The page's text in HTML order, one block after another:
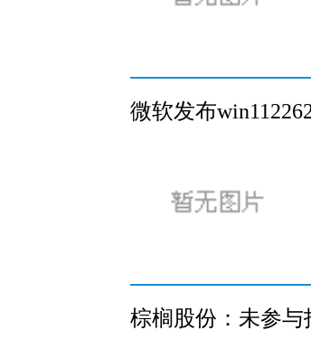
微软发布
棕榈股份：未参